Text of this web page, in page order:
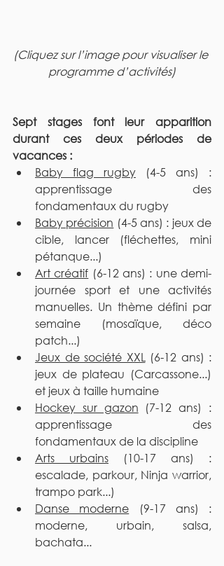
(Cliquez sur l’image pour visualiser le
programme d’activités)
Sept stages font leur apparition
durant ces deux périodes de
vacances :
Baby flag rugby (4-5 ans) :
apprentissage des
fondamentaux du rugby
Baby précision (4-5 ans) : jeux de
cible, lancer (fléchettes, mini
pétanque...)
Art créatif (6-12 ans) : une demi-
journée sport et une activités
manuelles. Un thème défini par
semaine (mosaïque, déco
patch...)
Jeux de société XXL (6-12 ans) :
jeux de plateau (Carcassone...)
et jeux à taille humaine
Hockey sur gazon (7-12 ans) :
apprentissage des
fondamentaux de la discipline
Arts urbains (10-17 ans) :
escalade, parkour, Ninja warrior,
trampo park...)
Danse moderne (9-17 ans) :
moderne, urbain, salsa,
bachata...